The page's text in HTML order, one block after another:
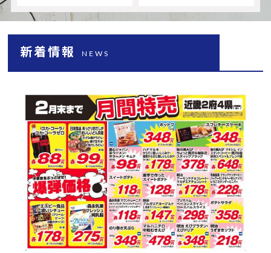
新着情報 NEWS